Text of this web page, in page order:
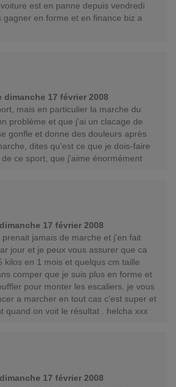
est en panne depuis vendredi
gagner en forme et en finance biz a
dimanche 17 février 2008
mais en particulier la marche du
problème et que j'ai un clacage de
gonfle et donne des douleurs après
dites qu'est ce que je dois-faire
ce sport, que j'aime énormément
17 février 2008
jamais de marche et j'en fait
jour et je peux vous assurer que ca
kilos en 1 mois et quelqus cm taille
comper que je suis plus en forme et
pour monter les escaliers. je vous
a marcher en tout cas c'est super et
quand on voit le résultat . helcha xxx
17 février 2008